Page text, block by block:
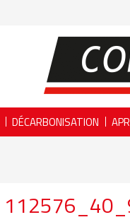
DÉCARBONISATION